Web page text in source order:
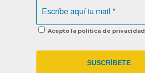
Acepto la política de privacidad